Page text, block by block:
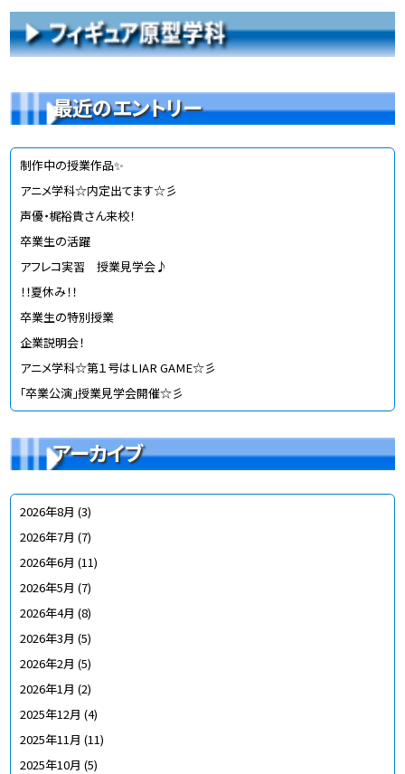
最近のエントリー
制作中の授業作品✨
アニメ学科☆内定出てます☆彡
声優・梶裕貴さん来校！
卒業生の活躍
アフレコ実習 授業見学会♪
！！夏休み！！
卒業生の特別授業
企業説明会！
アニメ学科☆第１号はLIAR GAME☆彡
「卒業公演」授業見学会開催☆彡
アーカイブ
2026年8月 (3)
2026年7月 (7)
2026年6月 (11)
2026年5月 (7)
2026年4月 (8)
2026年3月 (5)
2026年2月 (5)
2026年1月 (2)
2025年12月 (4)
2025年11月 (11)
2025年10月 (5)